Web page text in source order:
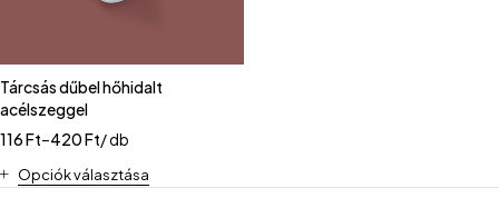
Tárcsás dűbel hőhidalt
acélszeggel
116Ft–420Ft/ db
Opciók választása